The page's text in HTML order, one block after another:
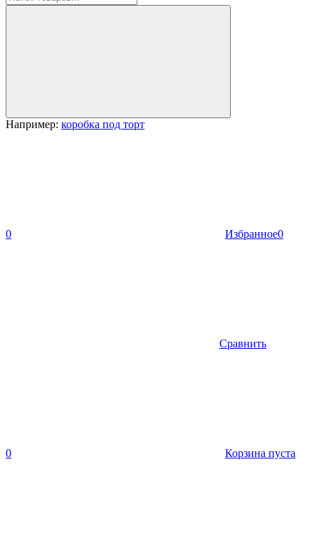
Например: коробка под торт
0 Избранное0
Сравнить
0 Корзина пуста